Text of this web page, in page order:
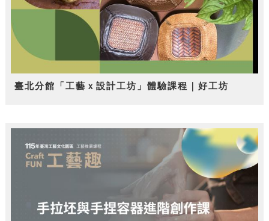
臺北分館「工藝ｘ設計工坊」體驗課程｜好工坊